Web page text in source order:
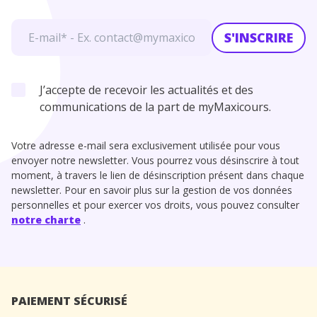
S'INSCRIRE
J’accepte de recevoir les actualités et des
communications de la part de myMaxicours.
Votre adresse e-mail sera exclusivement utilisée pour vous
envoyer notre newsletter. Vous pourrez vous désinscrire à tout
moment, à travers le lien de désinscription présent dans chaque
newsletter. Pour en savoir plus sur la gestion de vos données
personnelles et pour exercer vos droits, vous pouvez consulter
notre charte .
PAIEMENT SÉCURISÉ